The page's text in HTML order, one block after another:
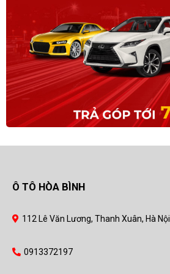
Ô TÔ HÒA BÌNH
112 Lê Văn Lương, Thanh Xuân, Hà Nội
0913372197